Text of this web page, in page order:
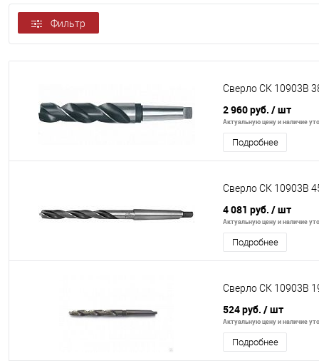
Фильтр
Сверло СК 10903В
2 960 руб. / шт
Актуальную цену и наличие
Подробнее
Сверло СК 10903В
4 081 руб. / шт
Актуальную цену и наличие
Подробнее
Сверло СК 10903В
524 руб. / шт
Актуальную цену и наличие
Подробнее